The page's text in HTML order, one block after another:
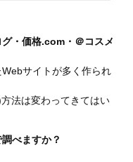
・価格.com・＠コスメ
サイトが多く作られ
法は変わってきてはい
べますか？